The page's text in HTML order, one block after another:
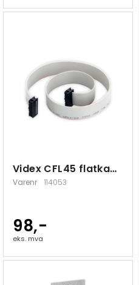
Videx CFL45 flatkabel 450mm
Varenr 114053
98,-
eks. mva